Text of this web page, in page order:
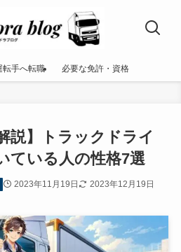
転手へ転職 必要な免許・資格
説】トラックドライ
ている人の性格7選
2023年11月19日 2023年12月19日